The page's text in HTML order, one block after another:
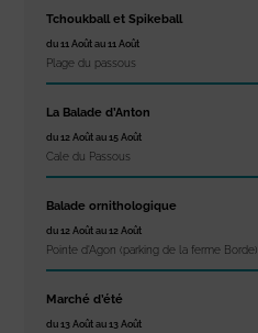
Tchoukball et Spikeball
du 11 Août au 11 Août
Plage du passous
La Balade d’Anton
du 12 Août au 15 Août
Cale du Passous
Balade ornithologique
du 12 Août au 12 Août
Pointe d'Agon (parking de la ferme Borde)
Marché d’été
du 13 Août au 13 Août